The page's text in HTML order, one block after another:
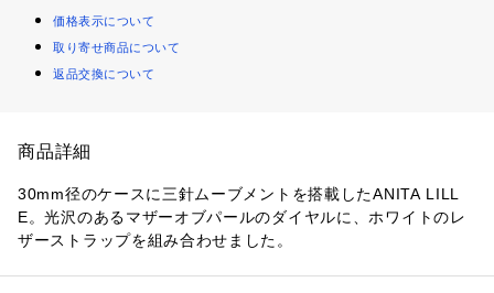
価格表示について
取り寄せ商品について
返品交換について
商品詳細
30mm径のケースに三針ムーブメントを搭載したANITA LILL
E。光沢のあるマザーオブパールのダイヤルに、ホワイトのレ
ザーストラップを組み合わせました。